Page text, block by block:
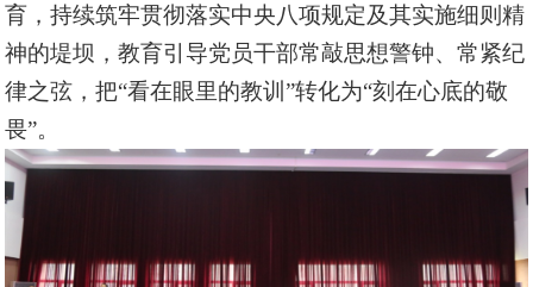
育，持续筑牢贯彻落实中央八项规定及其实施细则精
神的堤坝，教育引导党员干部常敲思想警钟、常紧纪
律之弦，把“看在眼里的教训”转化为“刻在心底的敬
畏”。